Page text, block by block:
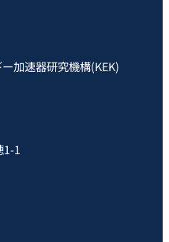
加速器研究機構(KEK)
1